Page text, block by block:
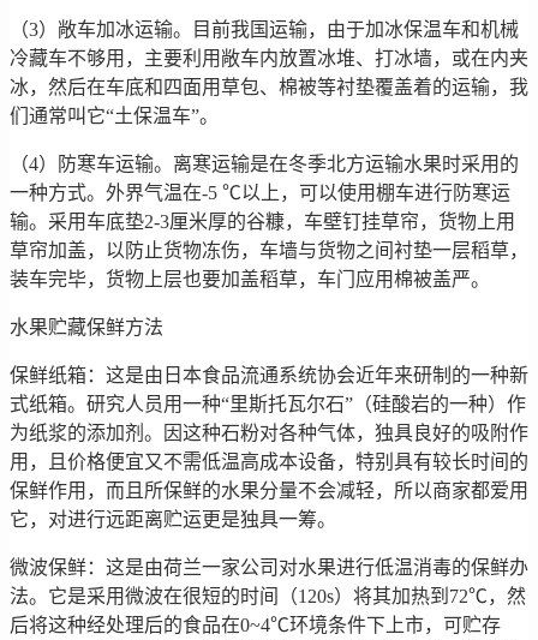
（3）敞车加冰运输。目前我国运输，由于加冰保温车和机械
冷藏车不够用，主要利用敞车内放置冰堆、打冰墙，或在内夹
冰，然后在车底和四面用草包、棉被等衬垫覆盖着的运输，我
们通常叫它“土保温车”。
（4）防寒车运输。离寒运输是在冬季北方运输水果时采用的
一种方式。外界气温在-5 ℃以上，可以使用棚车进行防寒运
输。采用车底垫2-3厘米厚的谷糠，车壁钉挂草帘，货物上用
草帘加盖，以防止货物冻伤，车墙与货物之间衬垫一层稻草，
装车完毕，货物上层也要加盖稻草，车门应用棉被盖严。
水果贮藏保鲜方法
保鲜纸箱：这是由日本食品流通系统协会近年来研制的一种新
式纸箱。研究人员用一种“里斯托瓦尔石”（硅酸岩的一种）作
为纸浆的添加剂。因这种石粉对各种气体，独具良好的吸附作
用，且价格便宜又不需低温高成本设备，特别具有较长时间的
保鲜作用，而且所保鲜的水果分量不会减轻，所以商家都爱用
它，对进行远距离贮运更是独具一筹。
微波保鲜：这是由荷兰一家公司对水果进行低温消毒的保鲜办
法。它是采用微波在很短的时间（120s）将其加热到72℃，然
后将这种经处理后的食品在0~4℃环境条件下上市，可贮存